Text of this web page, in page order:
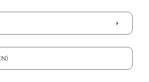
op voor meer informatie en oplossingen
op maat.